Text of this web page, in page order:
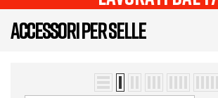
ACCESSORI PER SELLE